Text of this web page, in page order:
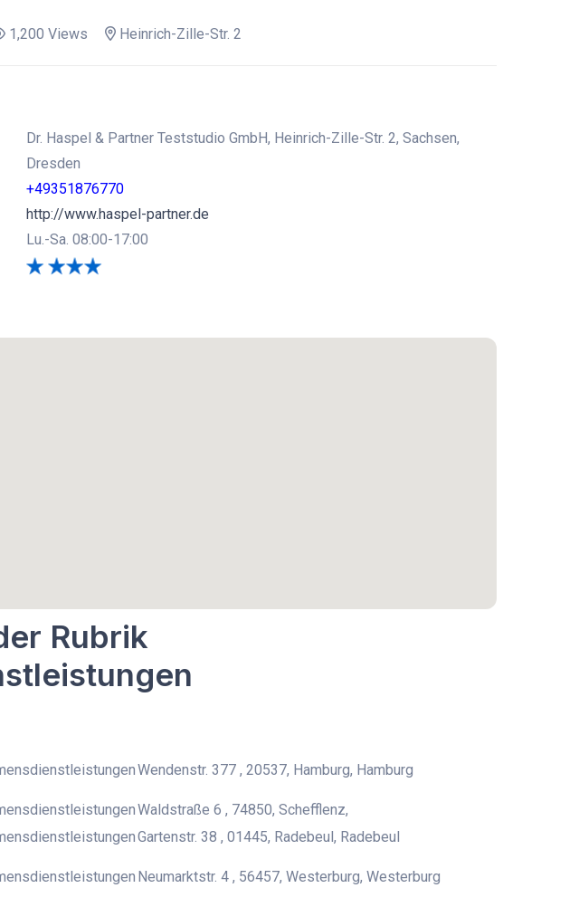
1,200 Views Heinrich-Zille-Str. 2
Dr. Haspel & Partner Teststudio GmbH, Heinrich-Zille-Str. 2, Sachsen,
Dresden
+49351876770
http://www.haspel-partner.de
Lu.-Sa. 08:00-17:00
Rubrik
Wendenstr. 377 , 20537, Hamburg, Hamburg
Waldstraße 6 , 74850, Schefflenz,
Gartenstr. 38 , 01445, Radebeul, Radebeul
Neumarktstr. 4 , 56457, Westerburg, Westerburg